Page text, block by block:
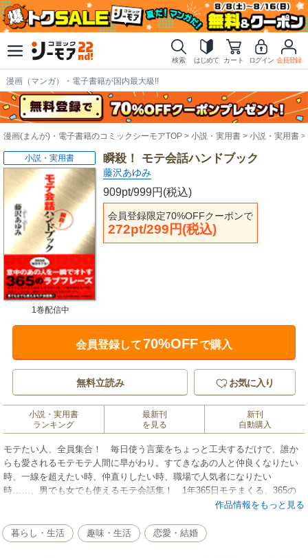
検索 はじめて カート ログイン 会員登録
漫画（マンガ）・電子書籍が国内最大級!!
漫画(まんが)・電子書籍のコミックシーモアTOP 小説・実用書 小説・実用書
瞬殺！ モテ会話ハンドブック
藤沢あゆみ
909pt/999円(税込)
会員登録限定70%OFFクーポンで
272pt/299円(税込)
小説・実用書
1巻配信中
会員登録して70%OFFで購入
無料立読み お気に入り
小説・実用書
ランキング
最新刊
を見る
新刊
自動購入
モテたい人、全員集合！ 毎日使う言葉をちょっと工夫するだけで、誰か
らも愛されるモテモテ人間に早がわり。すてきなあの人と仲良くなりたい
時、一線を超えたい時、仲直りしたい時、職場で人気者になりたい
時……、男でも女でも使えるモテ会話集！ 1年365日モテまくる、365の
ラブ・フレーズ！ プライベートでも、職場でも、人間関係を好転させて
にも有効です。
作品情報をもっと見る
暮らし・生活 趣味・生活 恋愛・結婚